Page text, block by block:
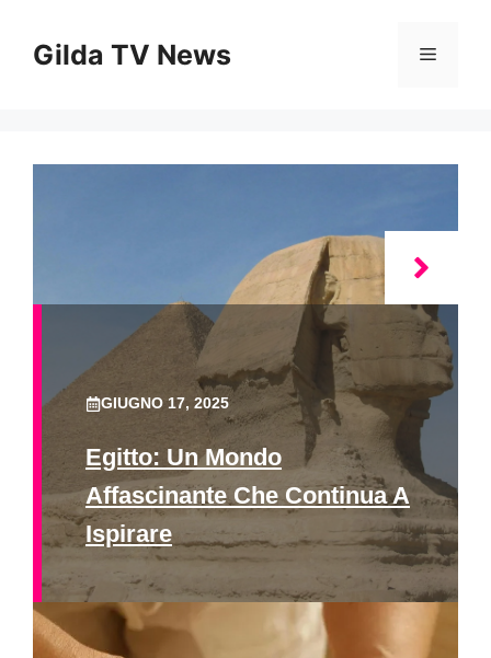
contenuto
Gilda TV News Menu
GIUGNO 17, 2025
Egitto: Un Mondo
Affascinante Che Continua A
Ispirare